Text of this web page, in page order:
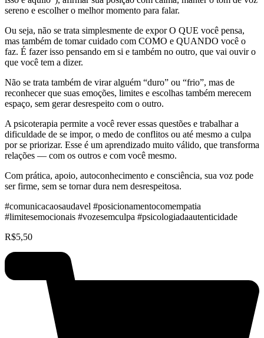
sereno e escolher o melhor momento para falar.
Ou seja, não se trata simplesmente de expor O QUE você pensa,
mas também de tomar cuidado com COMO e QUANDO você o
faz. É fazer isso pensando em si e também no outro, que vai ouvir o
que você tem a dizer.
Não se trata também de virar alguém “duro” ou “frio”, mas de
reconhecer que suas emoções, limites e escolhas também merecem
espaço, sem gerar desrespeito com o outro.
A psicoterapia permite a você rever essas questões e trabalhar a
dificuldade de se impor, o medo de conflitos ou até mesmo a culpa
por se priorizar. Esse é um aprendizado muito válido, que transforma
relações — com os outros e com você mesmo.
Com prática, apoio, autoconhecimento e consciência, sua voz pode
ser firme, sem se tornar dura nem desrespeitosa. ️
#comunicacaosaudavel #posicionamentocomempatia
#limitesemocionais #vozesemculpa #psicologiadaautenticidade
R$5,50